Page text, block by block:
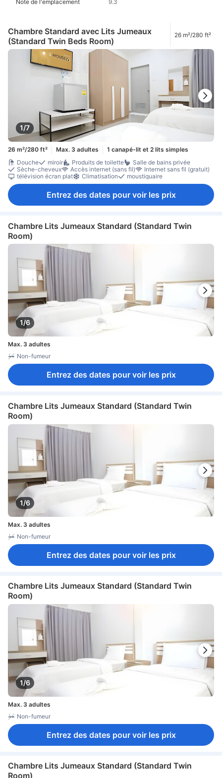
Note de l'emplacement 9.3
Chambre Standard avec Lits Jumeaux
(Standard Twin Beds Room)
26 m²/280 ft²
1/7
26 m²/280 ft² Max. 3 adultes
1 canapé-lit et 2 lits simples
Douche
miroir Produits de toilette
Salle de bains privée
Sèche-cheveux
Accès internet (sans fil)
Internet sans fil (gratuit)
télévision écran plat
Climatisation moustiquaire
Entrez des dates pour voir les prix
Chambre Lits Jumeaux Standard (Standard Twin
Room)
1/6
Max. 3 adultes
Non-fumeur
Entrez des dates pour voir les prix
Chambre Lits Jumeaux Standard (Standard Twin
Room)
1/6
Max. 3 adultes
Non-fumeur
Entrez des dates pour voir les prix
Chambre Lits Jumeaux Standard (Standard Twin
Room)
1/6
Max. 3 adultes
Non-fumeur
Entrez des dates pour voir les prix
Chambre Lits Jumeaux Standard (Standard Twin
Room)